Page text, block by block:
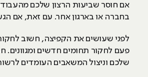
אם חוסר שביעות הרצון שלכם
בחברה או בארגון אחר. עם זאת, אם
לפני שעושים את הקפיצה, חשוב
פעם לחקור תחומים חדשים ומגוונים.
שלכם וניצול המשאבים העומדים